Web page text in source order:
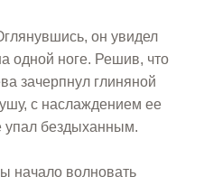
он увидел
одной ноге. Решив, что
зачерпнул глиняной
с наслаждением ее
упал бездыханным.
начало волновать